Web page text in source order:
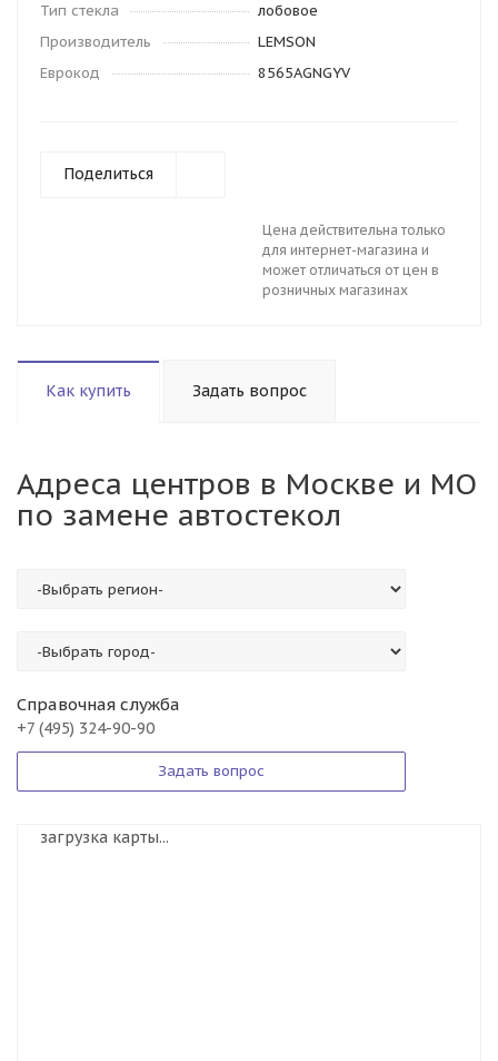
Тип стекла
лобовое
Производитель
LEMSON
Еврокод
8565AGNGYV
Поделиться
Цена действительна только
для интернет-магазина и
может отличаться от цен в
розничных магазинах
Как купить Задать вопрос
Адреса центров в Москве и МО
по замене автостекол
Справочная служба
+7 (495) 324-90-90
Задать вопрос
загрузка карты...